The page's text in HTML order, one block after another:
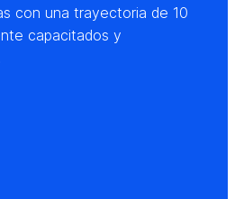
con una trayectoria de 10
capacitados y